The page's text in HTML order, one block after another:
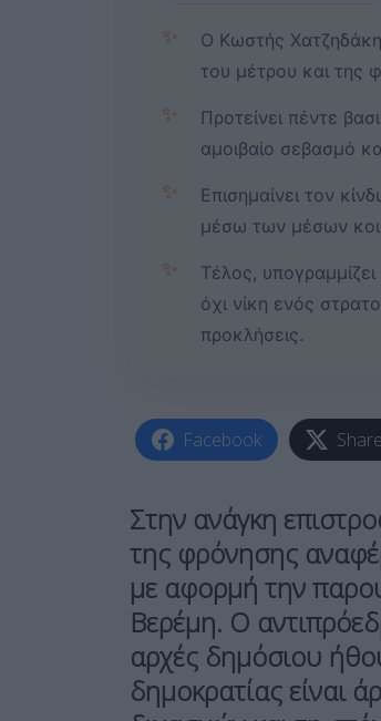
✨
Ο Κωστής
του μέτρου και της
✨
Προτείνει πέντε
αμοιβαίο σεβασμό
✨
Επισημαίνει τον
μέσω των μέσων
✨
Τέλος,
όχι νίκη ενός
προκλήσεις.
Facebook
Στην ανάγκη
της φρόνησης
με αφορμή την
Βερέμη. Ο
αρχές δημόσιου
δημοκρατίας είναι